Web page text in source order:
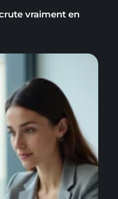
vraiment en